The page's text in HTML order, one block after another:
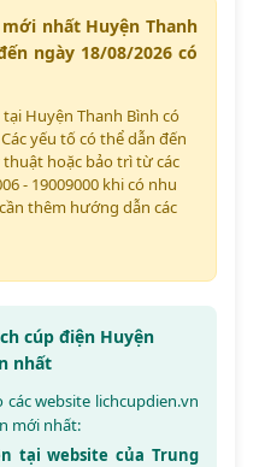
nhất Huyện Thanh
ngày 18/08/2026 có
Huyện Thanh Bình có
yếu tố có thể dẫn đến
hoặc bảo trì từ các
- 19009000 khi có nhu
thêm hướng dẫn các
cúp điện Huyện
nhất
website lichcupdien.vn
mới nhất:
tại website của Trung